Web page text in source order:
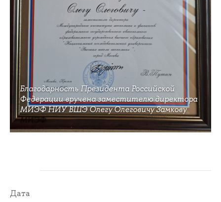
Благодарность Президента Российской
Федерации вручена заместителю директора
МИЭФ НИУ ВШЭ Олегу Олеговичу Замкову
МИЭФ
Дата